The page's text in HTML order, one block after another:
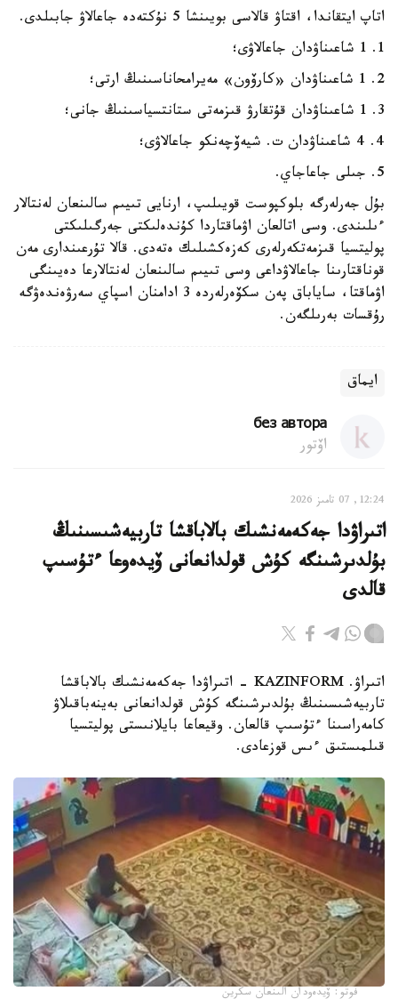
اتاپ ايتقاندا، اقتاۋ قالاسى بويىنشا 5 نۇكتەدە جاعالاۋ جابىلدى.
1. 1 شاعىناۋدان جاعالاۋى؛
2. 1 شاعىناۋدان «كارۆون» مەيرامحاناسىنىڭ ارتى؛
3. 1 شاعىناۋدان قۇتقارۋ قىزمەتى ستانتسياسىنىڭ جانى؛
4. 4 شاعىناۋدان ت. شيەۆچەنكو جاعالاۋى؛
5. جىلى جاعاجاي.
بۇل جەرلەرگە بلوكپوست قويىلىپ، ارنايى تىيىم سالىنعان لەنتالار
ءىلىندى. وسى اتالعان اۋماقتاردا كۇندەلىكتى جەرگىلىكتى
پوليتسيا قىزمەتكەرلەرى كەزەكشىلىك ەتەدى. قالا تۇرعىندارى مەن
قوناقتارىنا جاعالاۋداعى وسى تىيىم سالىنعان لەنتالارعا دەيىنگى
اۋماقتا، ساياباق پەن سكۆەرلەردە 3 ادامنان اسپاي سەرۋەندەۋگە
رۇقسات بەرىلگەن.
ايماق
без автора
اۆتور
12:24, 07 تامىز 2026
اتىراۋدا جەكەمەنشىك بالاباقشا تاربيەشىسىنىڭ
بۇلدىرشىنگە كۇش قولدانعانى ۆيدەوعا ءتۇسىپ
قالدى
اتىراۋ. KAZINFORM - اتىراۋدا جەكەمەنشىك بالاباقشا
تاربيەشىسىنىڭ بۇلدىرشىنگە كۇش قولدانعانى بەينەباقىلاۋ
كامەراسىنا ءتۇسىپ قالعان. وقيعاعا بايلانىستى پوليتسيا
قىلمىستىق ءىس قوزعادى.
فوتو: ۆيدەودان الىنعان سكرين